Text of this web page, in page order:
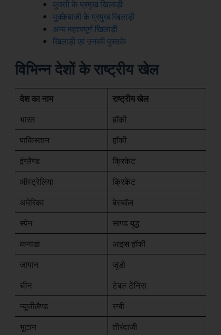
कुश्ती के प्रमुख खिलाड़ी
मुक्केबाजी के प्रमुख खिलाड़ी
अन्य महत्त्वपूर्ण खिलाड़ी
खिलाड़ी एवं उनकी पुस्तके
विभिन्न देशों के राष्ट्रीय खेल
देश का नाम
राष्ट्रीय खेल
भारत
हॉकी
पाकिस्तान
हॉकी
इंग्लैण्ड
क्रिकेट
ऑस्ट्रेलिया
क्रिकेट
अमेरिका
बेसबॉल
स्पेन
साण्ड युद्ध
कनाडा
आइस हॉकी
जापान
जूडो
चीन
टेबल टेनिस
न्यूजीलैण्ड
रग्बी
भूटान
तीरंदाजी